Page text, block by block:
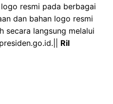
resmi pada berbagai
dan bahan logo resmi
secara langsung melalui
Ril